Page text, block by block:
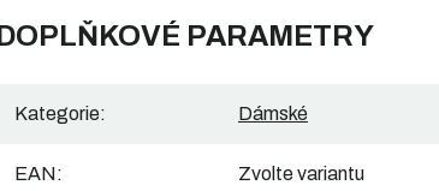
DOPLŇKOVÉ PARAMETRY
Kategorie: Dámské
EAN: Zvolte variantu